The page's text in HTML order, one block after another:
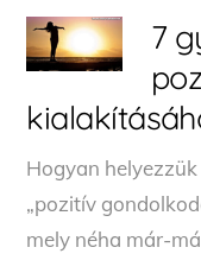
7
Hogyan
„pozitív
mely néha már-